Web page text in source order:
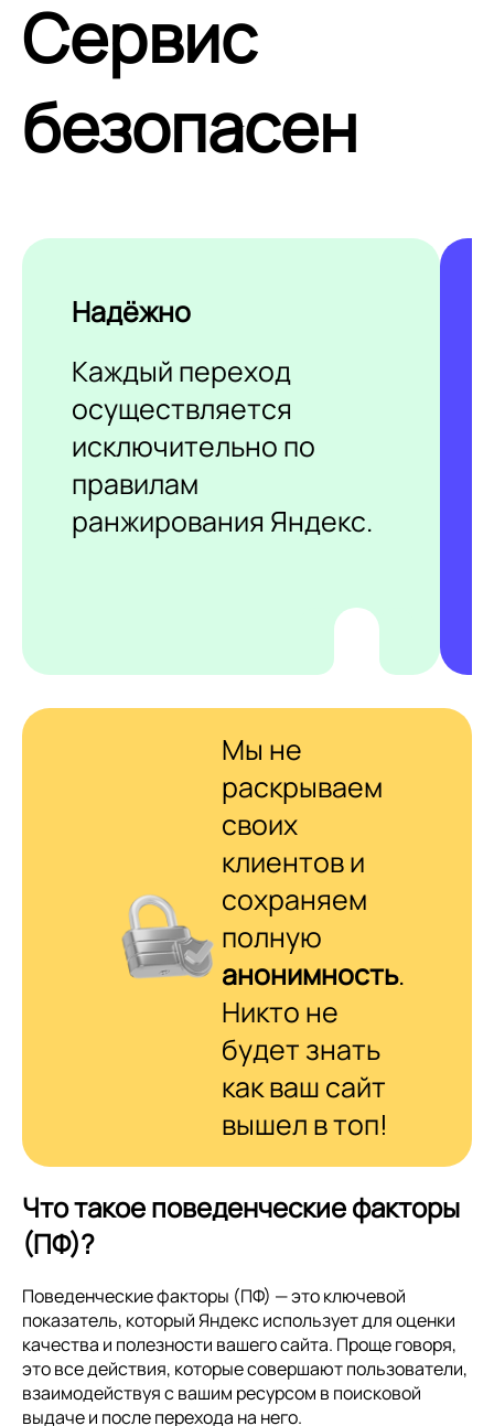
Сервис
безопасен
Надёжно
Каждый переход
осуществляется
исключительно по
правилам
ранжирования Яндекс.
Мы не
раскрываем
своих
клиентов и
сохраняем
полную
анонимность.
Никто не
будет знать
как ваш сайт
вышел в топ!
Что такое поведенческие факторы
(ПФ)?
Поведенческие факторы (ПФ) — это ключевой
показатель, который Яндекс использует для оценки
качества и полезности вашего сайта. Проще говоря,
это все действия, которые совершают пользователи,
взаимодействуя с вашим ресурсом в поисковой
выдаче и после перехода на него.